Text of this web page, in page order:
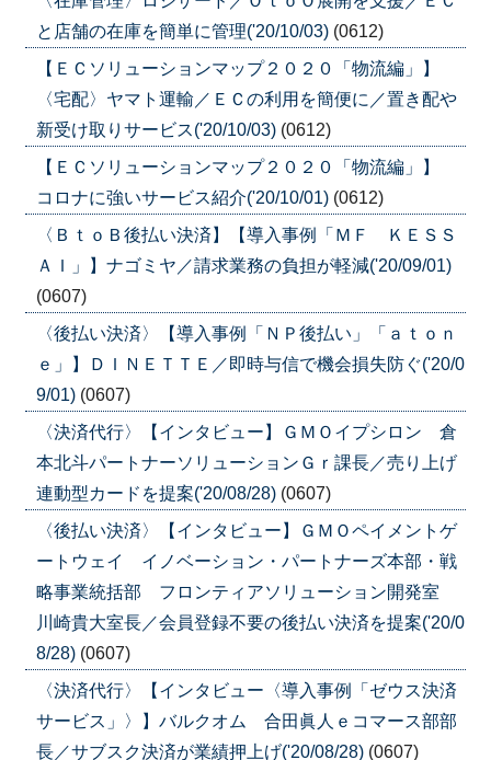
と店舗の在庫を簡単に管理('20/10/03) (0612)
【ＥＣソリューションマップ２０２０「物流編」】
〈宅配〉ヤマト運輸／ＥＣの利用を簡便に／置き配や
新受け取りサービス('20/10/03) (0612)
【ＥＣソリューションマップ２０２０「物流編」】
コロナに強いサービス紹介('20/10/01) (0612)
〈ＢｔｏＢ後払い決済】【導入事例「ＭＦ ＫＥＳＳ
ＡＩ」】ナゴミヤ／請求業務の負担が軽減('20/09/01)
(0607)
〈後払い決済〉【導入事例「ＮＰ後払い」「ａｔｏｎ
ｅ」】ＤＩＮＥＴＴＥ／即時与信で機会損失防ぐ('20/0
9/01) (0607)
〈決済代行〉【インタビュー】ＧＭＯイプシロン 倉
本北斗パートナーソリューションＧｒ課長／売り上げ
連動型カードを提案('20/08/28) (0607)
〈後払い決済〉【インタビュー】ＧＭＯペイメントゲ
ートウェイ イノベーション・パートナーズ本部・戦
略事業統括部 フロンティアソリューション開発室
川崎貴大室長／会員登録不要の後払い決済を提案('20/0
8/28) (0607)
〈決済代行〉【インタビュー〈導入事例「ゼウス決済
サービス」〉】バルクオム 合田眞人ｅコマース部部
長／サブスク決済が業績押上げ('20/08/28) (0607)